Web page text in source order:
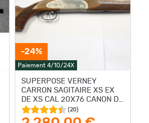
-24%
Paiement 4/10/24X
SUPERPOSE VERNEY
CARRON SAGITAIRE XS EX
DE XS CAL 20X76 CANON DE
71CM INTERCHOKE
(20)